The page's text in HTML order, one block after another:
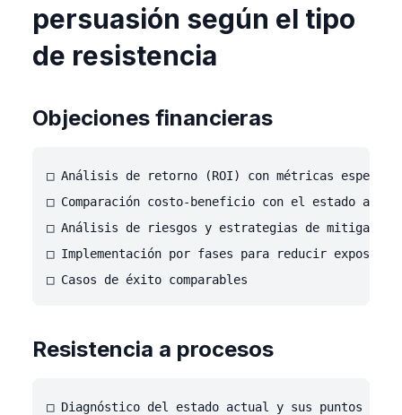
persuasión según el tipo
de resistencia
Objeciones financieras
□ Análisis de retorno (ROI) con métricas
□ Comparación costo-beneficio con el estado
□ Análisis de riesgos y estrategias de mitigación
□ Implementación por fases para reducir
Resistencia a procesos
□ Diagnóstico del estado actual y sus puntos de